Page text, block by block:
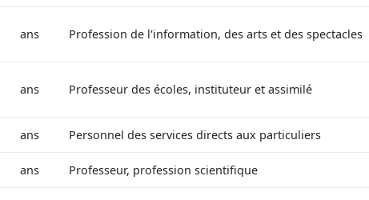
ans Profession de l'information, des arts et des spectacles
ans Professeur des écoles, instituteur et assimilé
ans Personnel des services directs aux particuliers
ans Professeur, profession scientifique